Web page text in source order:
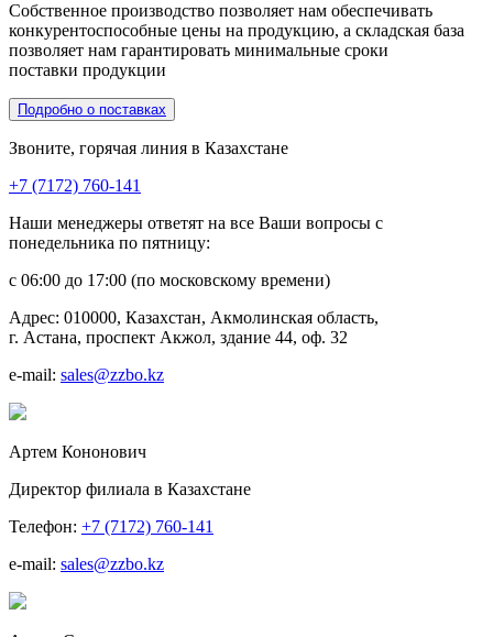
Собственное производство позволяет нам обеспечивать
конкурентоспособные цены на продукцию, а складская база
позволяет нам гарантировать минимальные сроки
поставки продукции
Подробно о поставках
Звоните, горячая линия в Казахстане
+7 (7172) 760-141
Наши менеджеры ответят на все Ваши вопросы с
понедельника по пятницу:
с 06:00 до 17:00 (по московскому времени)
Адрес: 010000, Казахстан, Акмолинская область,
г. Астана, проспект Акжол, здание 44, оф. 32
e-mail: sales@zzbo.kz
Артем Кононович
Директор филиала в Казахстане
Телефон: +7 (7172) 760-141
e-mail: sales@zzbo.kz